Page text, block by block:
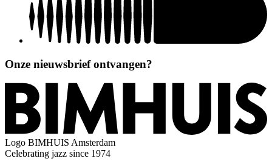
Onze nieuwsbrief ontvangen?
Logo BIMHUIS Amsterdam
Celebrating jazz since 1974